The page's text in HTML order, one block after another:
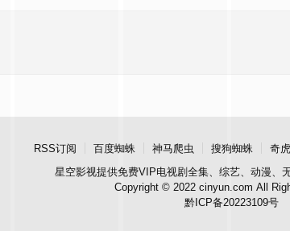
RSS订阅 百度蜘蛛 神马爬虫 搜狗蜘蛛 奇
星空影视提供免费VIP电视剧全集、综艺、动漫、
Copyright © 2022 cinyun.com All
黔ICP备20223109号